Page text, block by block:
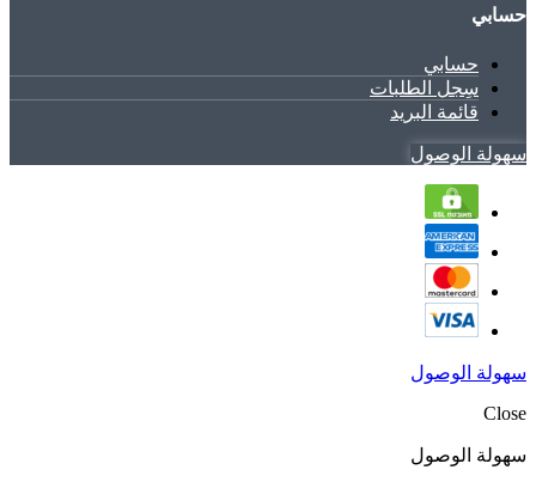
حسابي
حسابي
سِجل الطلبات
قائمة البريد
سهولة الوصول
سهولة الوصول
Close
سهولة الوصول